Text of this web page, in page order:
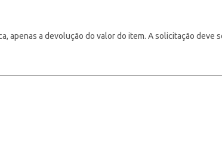
a devolução do valor do item. A solicitação deve